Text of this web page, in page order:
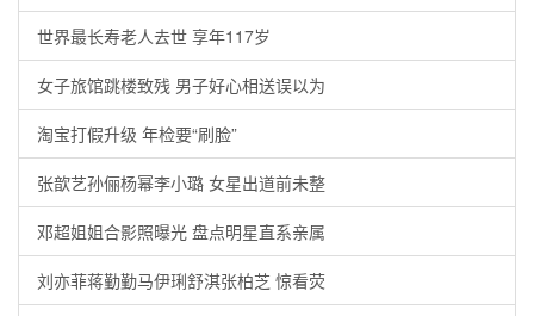
世界最长寿老人去世 享年117岁
女子旅馆跳楼致残 男子好心相送误以为
淘宝打假升级 年检要“刷脸”
张歆艺孙俪杨幂李小璐 女星出道前未整
邓超姐姐合影照曝光 盘点明星直系亲属
刘亦菲蒋勤勤马伊琍舒淇张柏芝 惊看荧